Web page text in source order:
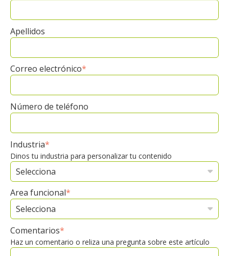
Apellidos
Correo electrónico*
Número de teléfono
Industria*
Dinos tu industria para personalizar tu contenido
Area funcional*
Comentarios*
Haz un comentario o reliza una pregunta sobre este artículo